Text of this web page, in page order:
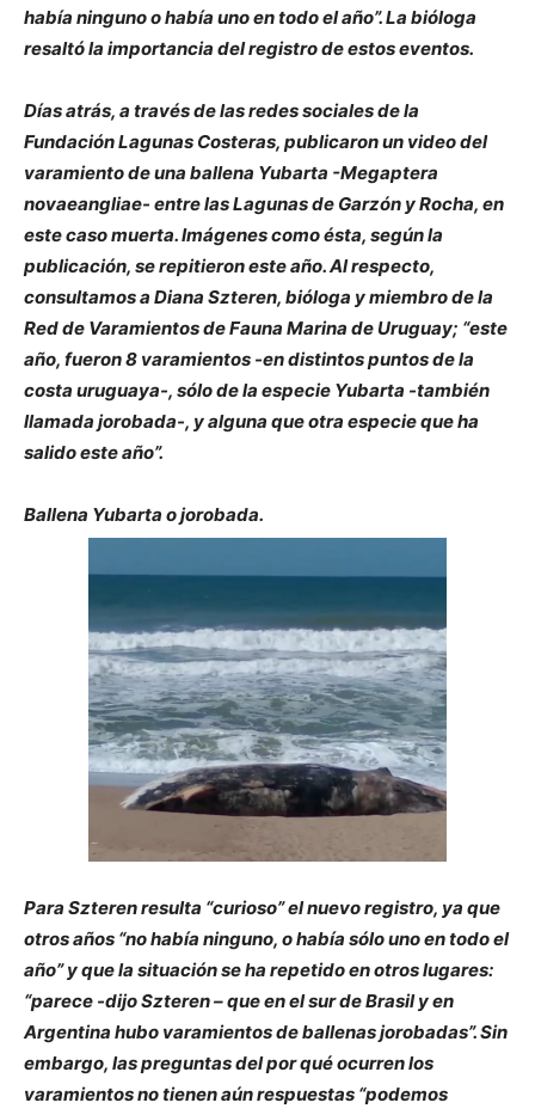
había ninguno o había uno en todo el año”. La bióloga
resaltó la importancia del registro de estos eventos.
Días atrás, a través de las redes sociales de la
Fundación Lagunas Costeras, publicaron un video del
varamiento de una ballena Yubarta -Megaptera
novaeangliae- entre las Lagunas de Garzón y Rocha, en
este caso muerta. Imágenes como ésta, según la
publicación, se repitieron este año. Al respecto,
consultamos a Diana Szteren, bióloga y miembro de la
Red de Varamientos de Fauna Marina de Uruguay; “este
año, fueron 8 varamientos -en distintos puntos de la
costa uruguaya-, sólo de la especie Yubarta -también
llamada jorobada-, y alguna que otra especie que ha
salido este año”.
Ballena Yubarta o jorobada.
Para Szteren resulta “curioso” el nuevo registro, ya que
otros años “no había ninguno, o había sólo uno en todo el
año” y que la situación se ha repetido en otros lugares:
“parece -dijo Szteren – que en el sur de Brasil y en
Argentina hubo varamientos de ballenas jorobadas”. Sin
embargo, las preguntas del por qué ocurren los
varamientos no tienen aún respuestas “podemos